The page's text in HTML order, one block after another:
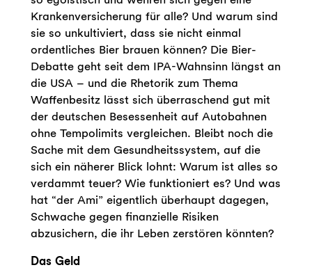
Krankenversicherung für alle? Und warum sind
sie so unkultiviert, dass sie nicht einmal
ordentliches Bier brauen können? Die Bier-
Debatte geht seit dem IPA-Wahnsinn längst an
die USA – und die Rhetorik zum Thema
Waffenbesitz lässt sich überraschend gut mit
der deutschen Besessenheit auf Autobahnen
ohne Tempolimits vergleichen. Bleibt noch die
Sache mit dem Gesundheitssystem, auf die
sich ein näherer Blick lohnt: Warum ist alles so
verdammt teuer? Wie funktioniert es? Und was
hat “der Ami” eigentlich überhaupt dagegen,
Schwache gegen finanzielle Risiken
abzusichern, die ihr Leben zerstören könnten?
Das Geld